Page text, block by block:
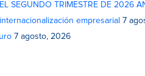
SEGUNDO TRIMESTRE DE 2026
empresarial 7
7 agosto, 2026